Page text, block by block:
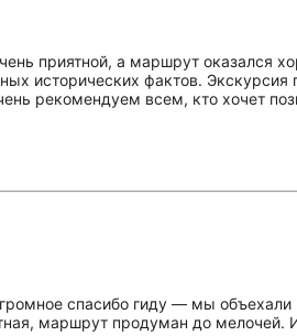
приятной, а маршрут оказался
исторических фактов. Экскурсия
рекомендуем всем, кто хочет
спасибо гиду — мы объехали
маршрут продуман до мелочей.